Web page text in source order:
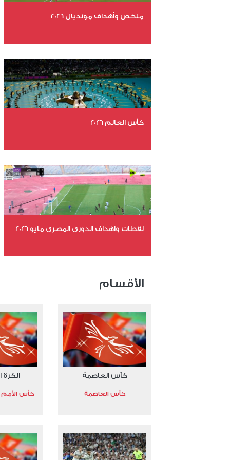
ملخص وأهداف مونديال 2026
عدد المشاهدات 4802
كأس العالم 2026
عدد المشاهدات 10749
لقطات واهداف الدوري المصري مايو 2026
الأقسام
كأس العاصمة
كأس العاصمة
الكرة
كأس الأمم